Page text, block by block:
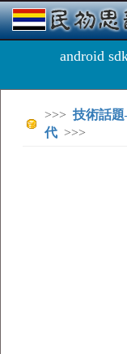
android
>>> 技術話
代 >>>